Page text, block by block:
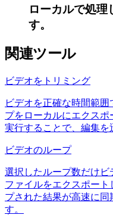
ローカルで処理
す。
関連ツール
ビデオをトリミング
ビデオを正確な時間範
プをローカルにエクス
実行することで、編集を
ビデオのループ
選択したループ数だけ
ファイルをエクスポー
プされた結果が高速に同
す。